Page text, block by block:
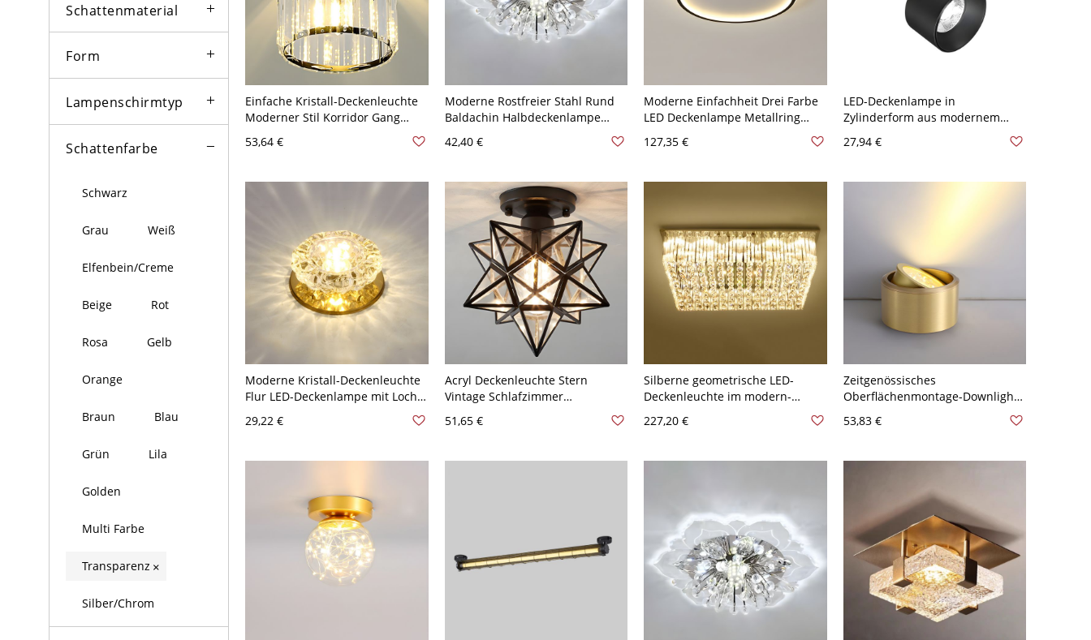
Schattenmaterial
Form
Lampenschirmtyp
Schattenfarbe
Schwarz
Grau Weiß
Elfenbein/Creme
Beige Rot
Rosa Gelb
Orange
Braun Blau
Grün Lila
Golden
Multi Farbe
Transparenz ×
Silber/Chrom
Einfache Kristall-Deckenleuchte
Moderner Stil Korridor Gang
Deckenmontage-Lichtvorrichtung
- 110V-120V Schwarz Zylinder
53,64 €
Moderne Rostfreier Stahl Rund
Baldachin Halbdeckenlampe
Blume Form Kristall Dekor LED 1-
Birne Deckenleuchte -
42,40 €
Moderne Einfachheit Drei Farbe
LED Deckenlampe Metallring
Schwarz 110V-120V 30,48 cm
127,35 €
LED-Deckenlampe in
Zylinderform aus modernem
Aluminium mit 1 Lichtquelle für
Bekleidungsgeschäfte - Schwarz
27,94 €
Moderne Kristall-Deckenleuchte
Flur LED-Deckenlampe mit Loch
Warm
29,22 €
Acryl Deckenleuchte Stern
Vintage Schlafzimmer
Deckenleuchten - Schwarz 110V-
120V Transparenz
51,65 €
Silberne geometrische LED-
Deckenleuchte im modern-
romantischen Stil aus Edelstahl-
Kristall-Deckenleuchte für die
Weißlicht
227,20 €
Zeitgenössisches
Oberflächenmontage-Downlight
verstellbarer LED-Deckenstrahler
53,83 €